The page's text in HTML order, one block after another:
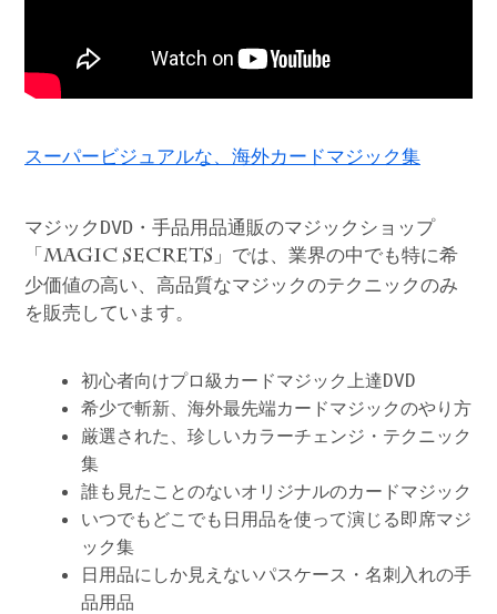
スーパービジュアルな、海外カードマジック集
マジックDVD・手品用品通販のマジックショップ
「 MAGIC SECRETS 」では、業界の中でも特に希
少価値の高い、高品質なマジックのテクニックのみ
を販売しています。
初心者向けプロ級カードマジック上達DVD
希少で斬新、海外最先端カードマジックのやり方
厳選された、珍しいカラーチェンジ・テクニック
集
誰も見たことのないオリジナルのカードマジック
いつでもどこでも日用品を使って演じる即席マジ
ック集
日用品にしか見えないパスケース・名刺入れの手
品用品